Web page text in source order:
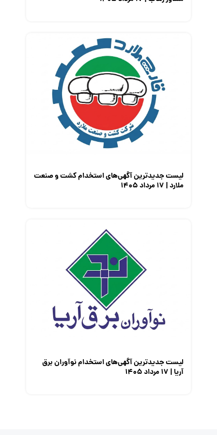
لیست جدیدترین آگهی‌های استخدام کشت و صنعت
ملارد | ۱۷ مرداد ۱۴۰۵
لیست جدیدترین آگهی‌های استخدام نوآوران برق
آریا | ۱۷ مرداد ۱۴۰۵